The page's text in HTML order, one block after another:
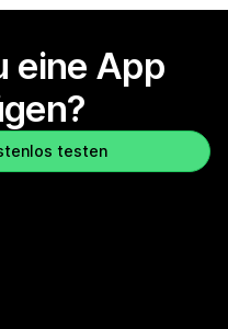
eine App
testen